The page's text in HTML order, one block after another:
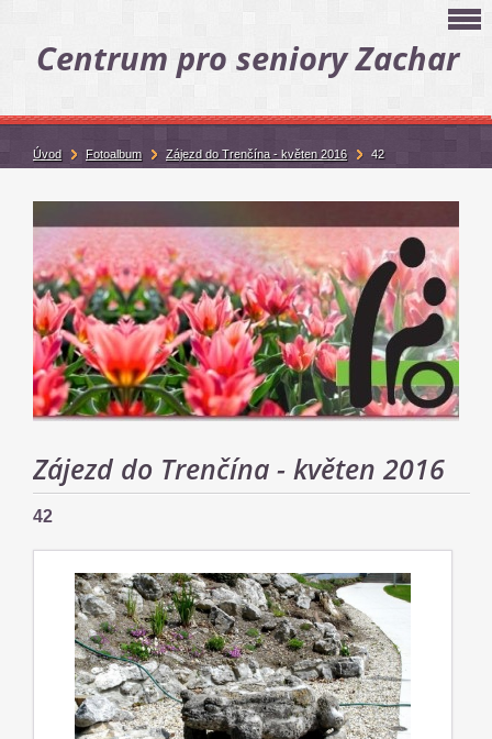
Centrum pro seniory Zachar
Zájezd do Trenčína - květen 2016
42
Úvod Fotoalbum Zájezd do Trenčína - květen 2016 42